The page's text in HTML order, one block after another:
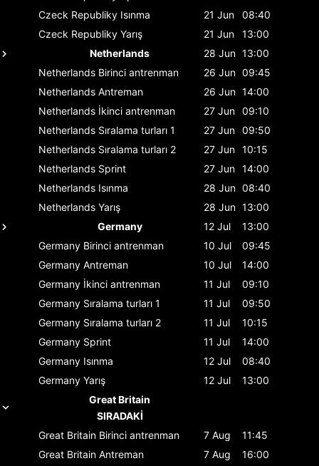
Czeck Republiky Isınma 21 Jun
08:40
Czeck Republiky Yarış 21 Jun
13:00
Netherlands
28 Jun 13:00
Netherlands Birinci antrenman 26 Jun 09:45
Netherlands Antreman 26 Jun 14:00
Netherlands İkinci antrenman 27 Jun 09:10
Netherlands Sıralama turları 1 27 Jun 09:50
Netherlands Sıralama turları 2 27 Jun 10:15
Netherlands Sprint 27 Jun 14:00
Netherlands Isınma 28 Jun 08:40
Netherlands Yarış 28 Jun 13:00
Germany
12 Jul
13:00
Germany Birinci antrenman 10 Jul
09:45
Germany Antreman 10 Jul
14:00
Germany İkinci antrenman 11 Jul
09:10
Germany Sıralama turları 1 11 Jul
09:50
Germany Sıralama turları 2 11 Jul
10:15
Germany Sprint 11 Jul
14:00
Germany Isınma 12 Jul
08:40
Germany Yarış 12 Jul
13:00
Great Britain
SIRADAKİ
Great Britain Birinci antrenman 7 Aug
11:45
Great Britain Antreman 7 Aug
16:00